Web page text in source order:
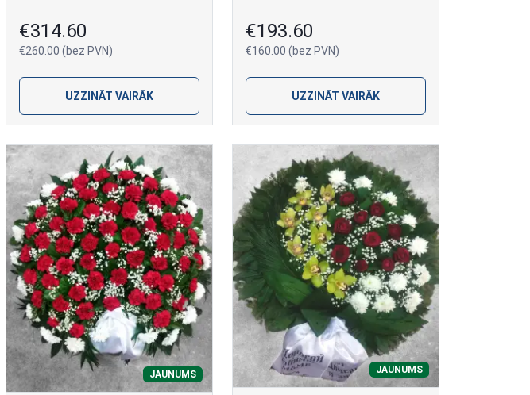
€314.60
€260.00 (bez PVN)
UZZINĀT VAIRĀK
€193.60
€160.00 (bez PVN)
UZZINĀT VAIRĀK
JAUNUMS JAUNUMS